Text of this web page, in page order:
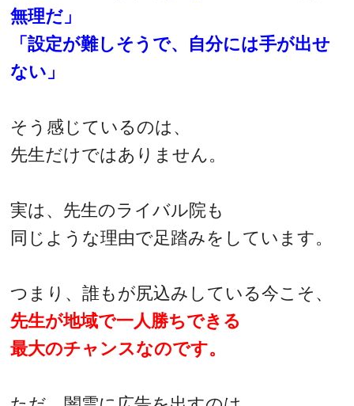
無理だ」
「設定が難しそうで、自分には手が出せ
ない」
そう感じているのは、
先生だけではありません。
実は、先生のライバル院も
同じような理由で足踏みをしています。
つまり、誰もが尻込みしている今こそ、
先生が地域で一人勝ちできる
最大のチャンスなのです。